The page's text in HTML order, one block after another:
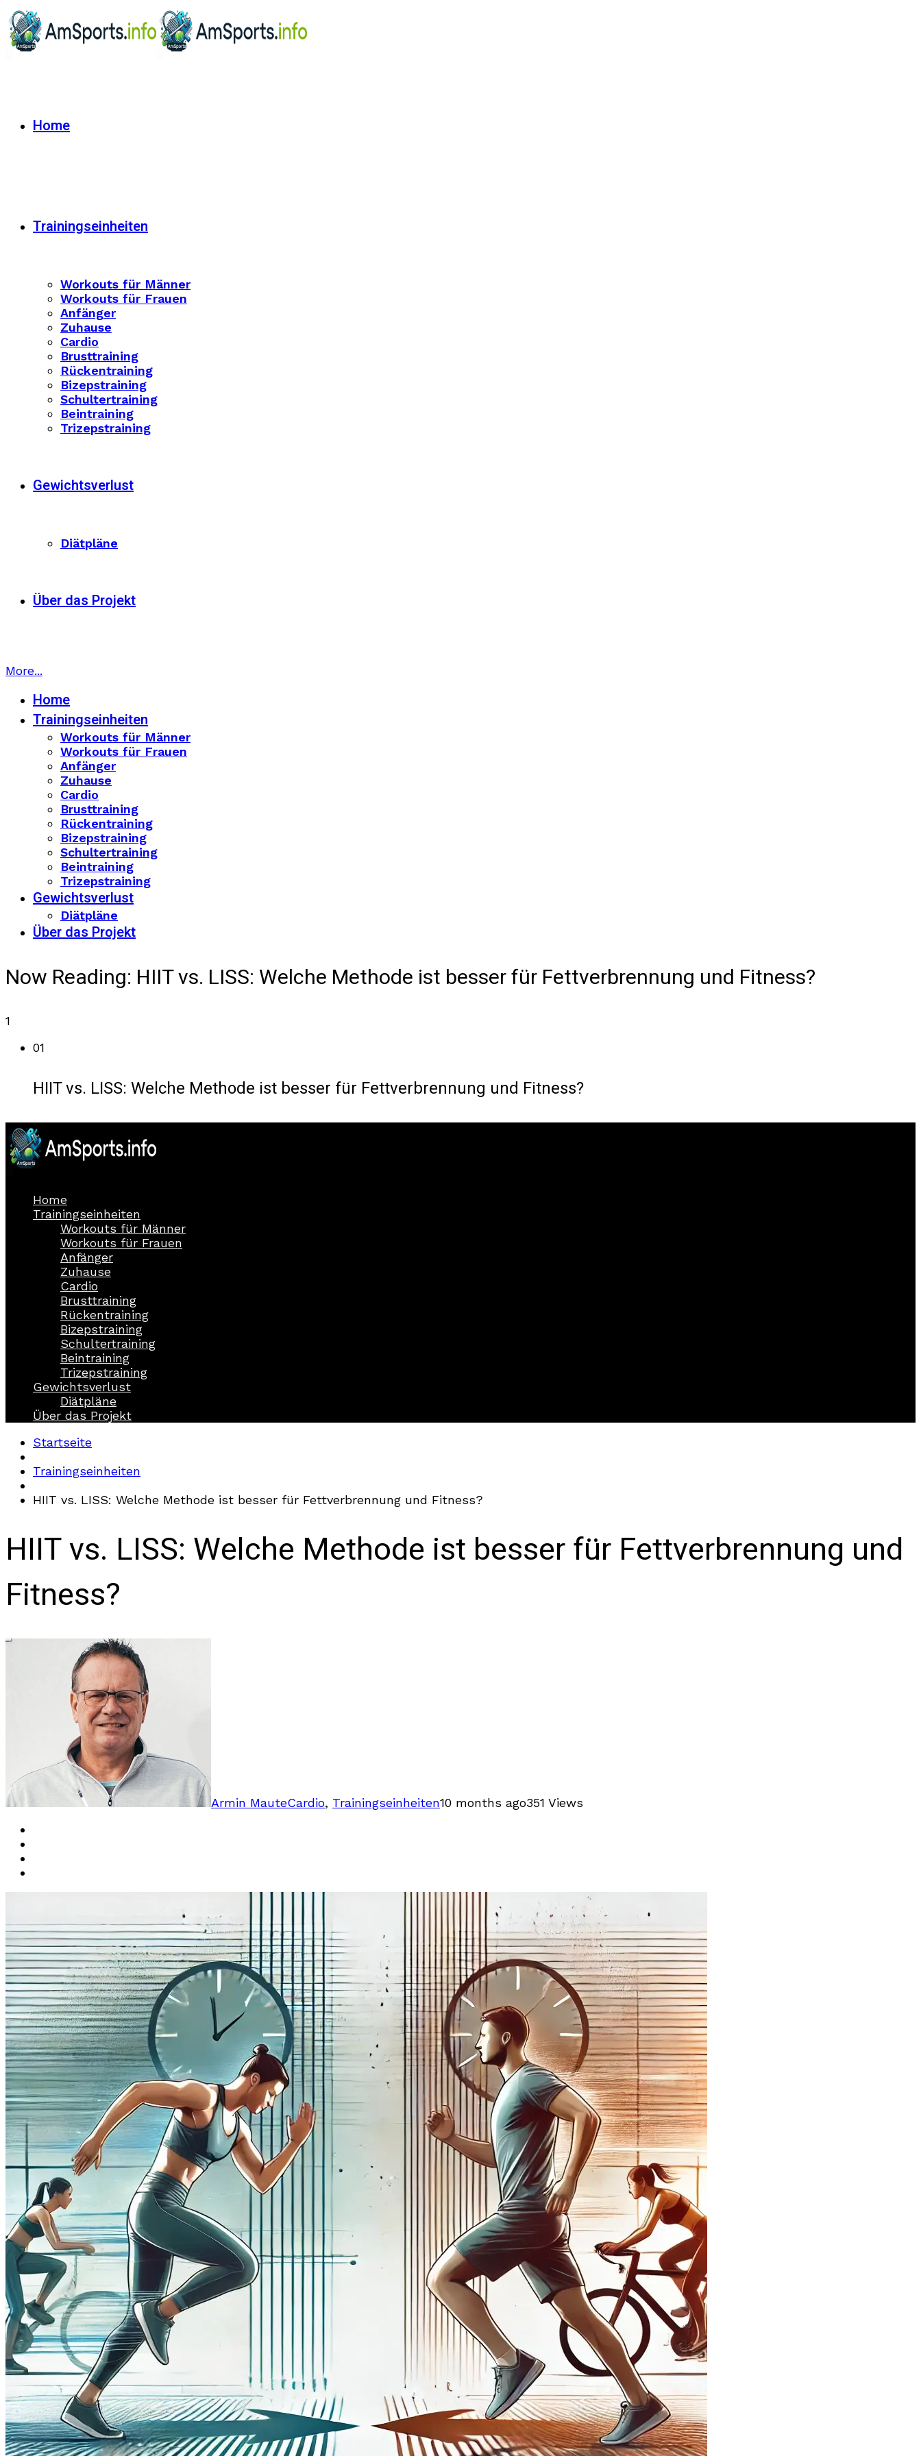
Home
Trainingseinheiten
Workouts für Männer
Workouts für Frauen
Anfänger
Zuhause
Cardio
Brusttraining
Rückentraining
Bizepstraining
Schultertraining
Beintraining
Trizepstraining
Gewichtsverlust
Diätpläne
Über das Projekt
More...
Home
Trainingseinheiten
Workouts für Männer
Workouts für Frauen
Anfänger
Zuhause
Cardio
Brusttraining
Rückentraining
Bizepstraining
Schultertraining
Beintraining
Trizepstraining
Gewichtsverlust
Diätpläne
Über das Projekt
Now Reading: HIIT vs. LISS: Welche Methode ist besser für Fettverbrennung und Fitness?
1
01
HIIT vs. LISS: Welche Methode ist besser für Fettverbrennung und Fitness?
Home
Trainingseinheiten
Workouts für Männer
Workouts für Frauen
Anfänger
Zuhause
Cardio
Brusttraining
Rückentraining
Bizepstraining
Schultertraining
Beintraining
Trizepstraining
Gewichtsverlust
Diätpläne
Über das Projekt
Startseite
Trainingseinheiten
HIIT vs. LISS: Welche Methode ist besser für Fettverbrennung und Fitness?
HIIT vs. LISS: Welche Methode ist besser für Fettverbrennung und
Fitness?
Armin MauteCardio, Trainingseinheiten10 months ago351 Views